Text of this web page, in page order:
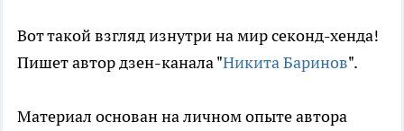
Вот такой взгляд изнутри на мир секонд-хенда!
Пишет автор дзен-канала "Никита Баринов".
Материал основан на личном опыте автора